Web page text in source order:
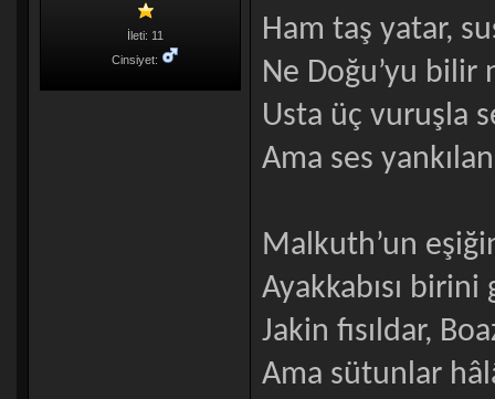
İleti: 11
Cinsiyet:
Ham taş yatar,
Ne Doğu’yu bilir
Usta üç vuruşla
Ama ses
Malkuth’un
Ayakkabısı birini
Jakin fısıldar,
Ama sütunlar